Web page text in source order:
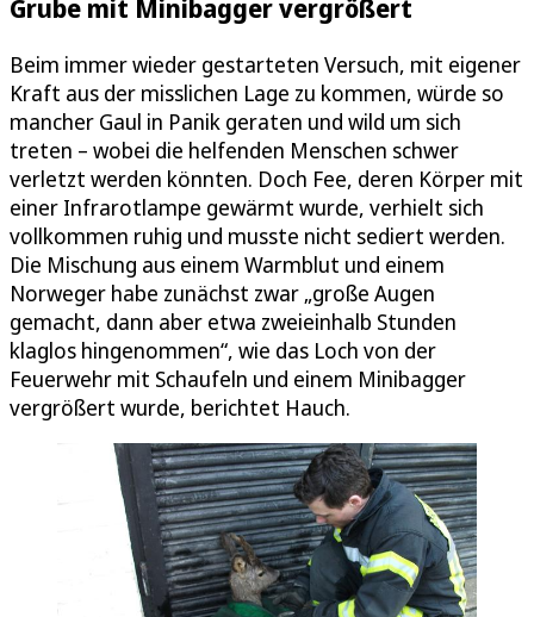
Grube mit Minibagger vergrößert
Beim immer wieder gestarteten Versuch, mit eigener
Kraft aus der misslichen Lage zu kommen, würde so
mancher Gaul in Panik geraten und wild um sich
treten – wobei die helfenden Menschen schwer
verletzt werden könnten. Doch Fee, deren Körper mit
einer Infrarotlampe gewärmt wurde, verhielt sich
vollkommen ruhig und musste nicht sediert werden.
Die Mischung aus einem Warmblut und einem
Norweger habe zunächst zwar „große Augen
gemacht, dann aber etwa zweieinhalb Stunden
klaglos hingenommen“, wie das Loch von der
Feuerwehr mit Schaufeln und einem Minibagger
vergrößert wurde, berichtet Hauch.